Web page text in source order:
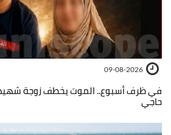
09-08-2026
في ظرف أسبوع.. الموت يخطف زوجة شهيد
حاجي